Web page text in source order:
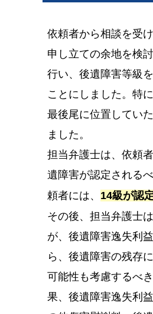
依頼者から相談を受
申し立ての余地を検
行い、後遺障害等級
ことにしました。特
最後尾に位置してい
ました。
担当弁護士は、依頼
遺障害が認定される
頼者には、 14級が認
その後、担当弁護士
が、後遺障害逸失利
ら、後遺障害の残存
可能性も考慮するべ
果、後遺障害逸失利